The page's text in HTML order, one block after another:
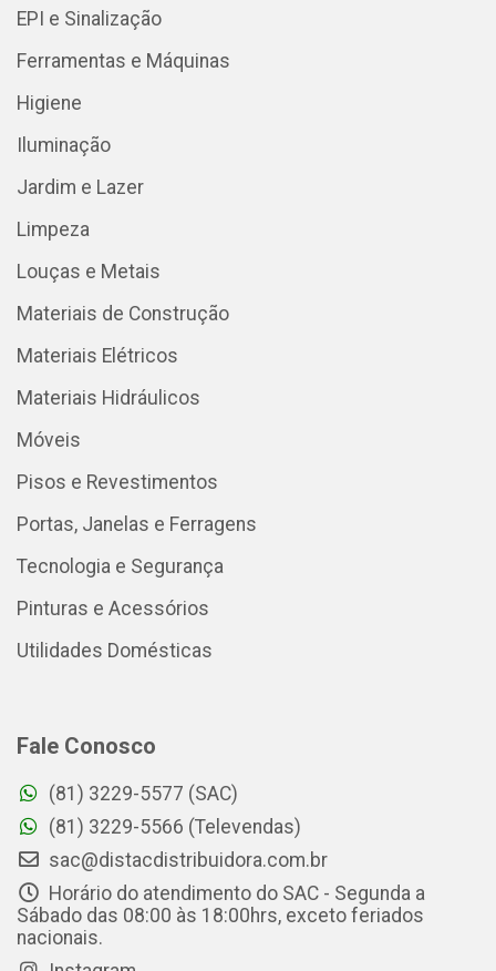
EPI e Sinalização
Ferramentas e Máquinas
Higiene
Iluminação
Jardim e Lazer
Limpeza
Louças e Metais
Materiais de Construção
Materiais Elétricos
Materiais Hidráulicos
Móveis
Pisos e Revestimentos
Portas, Janelas e Ferragens
Tecnologia e Segurança
Pinturas e Acessórios
Utilidades Domésticas
Fale Conosco
(81) 3229-5577 (SAC)
(81) 3229-5566 (Televendas)
sac@distacdistribuidora.com.br
Horário do atendimento do SAC - Segunda a
Sábado das 08:00 às 18:00hrs, exceto feriados
nacionais.